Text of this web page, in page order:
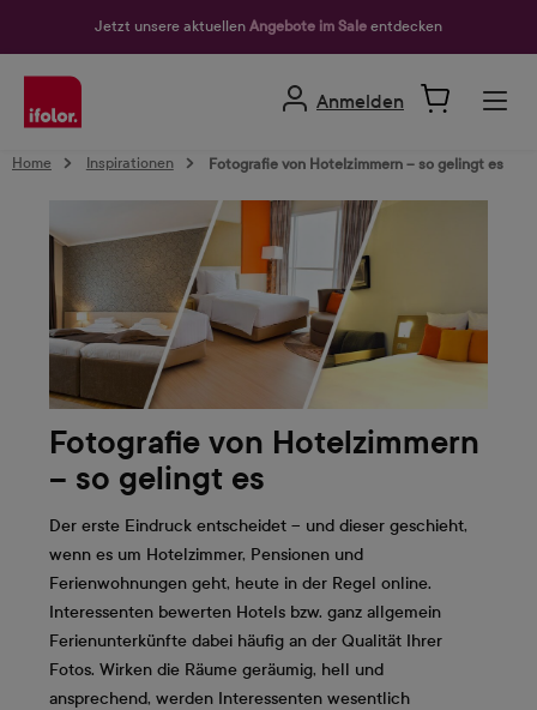
Jetzt unsere aktuellen Angebote im Sale entdecken
Anmelden
Home Inspirationen Fotografie von Hotelzimmern – so gelingt es
Fotografie von Hotelzimmern
– so gelingt es
Der erste Eindruck entscheidet – und dieser geschieht,
wenn es um Hotelzimmer, Pensionen und
Ferienwohnungen geht, heute in der Regel online.
Interessenten bewerten Hotels bzw. ganz allgemein
Ferienunterkünfte dabei häufig an der Qualität Ihrer
Fotos. Wirken die Räume geräumig, hell und
ansprechend, werden Interessenten wesentlich